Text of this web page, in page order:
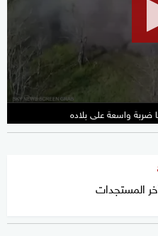
seconds
ضربة واسعة على بلاده
المستجدات